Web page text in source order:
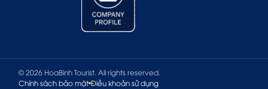
© 2026 HoaBinh Tourist. All rights reserved.
Chính sách bảo mật Điều khoản sử dụng